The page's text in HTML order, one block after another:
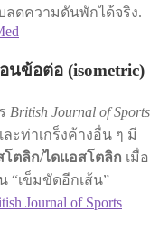
ลดความดันพักได้จริง.
นข้อต่อ (isometric)
British Journal of Sports
ละท่าเกร็งค้างอื่น ๆ มี
ตลิก/ไดแอสโตลิก เมื่อ
“เข็มขัดอีกเส้น”
Journal of Sports